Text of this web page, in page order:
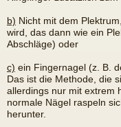
b) Nicht mit dem
wird, das dann wie ein
Abschläge) oder
c) ein Fingernagel (z. B.
Das ist die Methode, die
allerdings nur mit extrem
normale Nägel raspeln
herunter.